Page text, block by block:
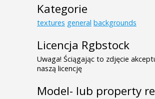
Kategorie
textures general backgrounds
Licencja Rgbstock
Uwaga! Ściągając to zdjęcie
naszą licencję
Model- lub property